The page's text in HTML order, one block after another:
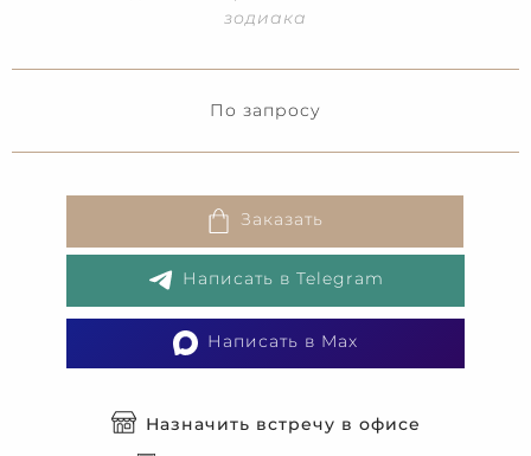
зодиака
По запросу
Заказать
Написать в Telegram
Написать в Max
Назначить встречу в офисе